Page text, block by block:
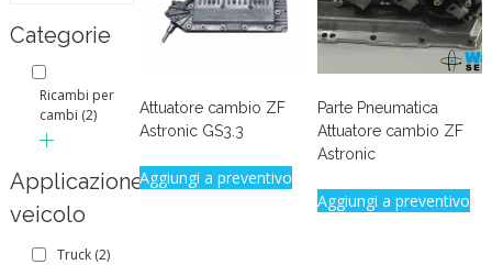
Attuatore cambio ZF
Astronic GS3.3
Aggiungi a preventivo
Parte Pneumatica
Attuatore cambio ZF
Astronic
Aggiungi a preventivo
Categorie
Ricambi per
cambi (2)
Applicazione
veicolo
Truck (2)